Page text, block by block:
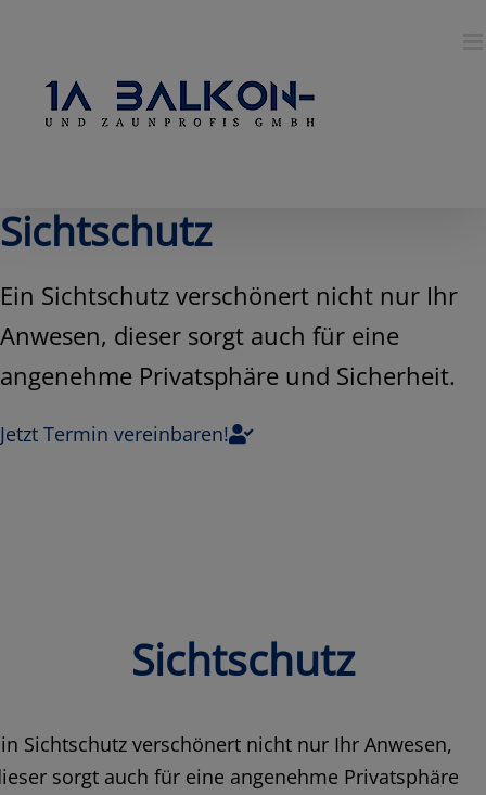
content
Sichtschutz
Ein Sichtschutz verschönert nicht nur Ihr
Anwesen, dieser sorgt auch für eine
angenehme Privatsphäre und Sicherheit.
Jetzt Termin vereinbaren!
Sichtschutz
Sichtschutz verschönert nicht nur Ihr Anwesen,
sorgt auch für eine angenehme Privatsphäre